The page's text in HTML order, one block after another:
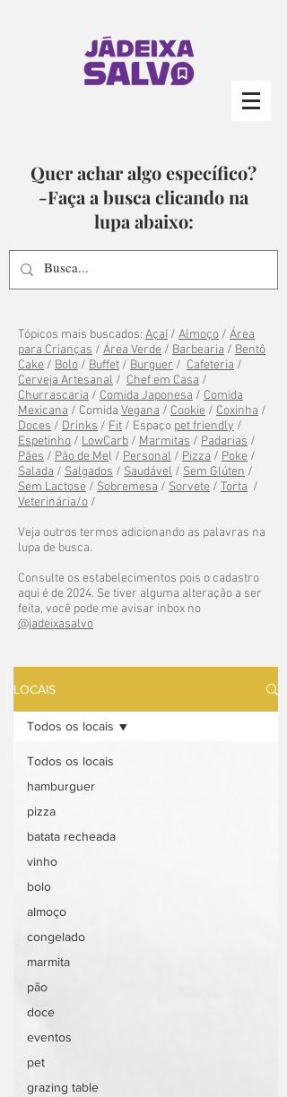
Quer achar algo específico?
-Faça a busca clicando na
lupa abaixo:
Tópicos mais buscados: Açaí / Almoço / Área
para Crianças / Área Verde / Barbearia / Bentô
Cake / Bolo / Buffet / Burguer / Cafeteria /
Cerveja Artesanal / Chef em Casa /
Churrascaria / Comida Japonesa / Comida
Mexicana / Comida Vegana / Cookie / Coxinha /
Doces / Drinks / Fit / Espaço pet friendly /
Espetinho / LowCarb / Marmitas / Padarias /
Pães / Pão de Mel / Personal / Pizza / Poke /
Salada / Salgados / Saudável / Sem Glúten /
Sem Lactose / Sobremesa / Sorvete / Torta /
Veterinária/o /
Veja outros termos adicionando as palavras na
lupa de busca.
Consulte os estabelecimentos pois o cadastro
aqui é de 2024. Se tiver alguma alteração a ser
feita, você pode me avisar inbox no
@jadeixasalvo
LOCAIS
Todos os locais
hamburguer
pizza
batata recheada
vinho
bolo
almoço
congelado
marmita
pão
doce
eventos
pet
grazing table
Todos os locais